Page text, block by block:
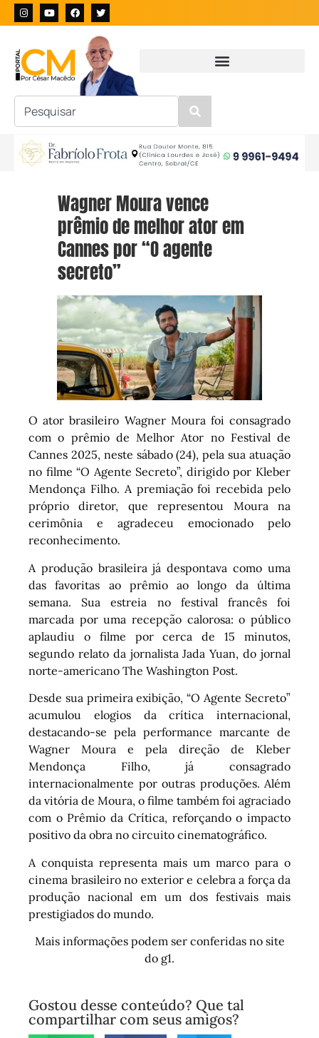
Wagner Moura vence
prêmio de melhor ator em
Cannes por “O agente
secreto”
O ator brasileiro Wagner Moura foi consagrado
com o prêmio de Melhor Ator no Festival de
Cannes 2025, neste sábado (24), pela sua atuação
no filme “O Agente Secreto”, dirigido por Kleber
Mendonça Filho. A premiação foi recebida pelo
próprio diretor, que representou Moura na
cerimônia e agradeceu emocionado pelo
reconhecimento.
A produção brasileira já despontava como uma
das favoritas ao prêmio ao longo da última
semana. Sua estreia no festival francês foi
marcada por uma recepção calorosa: o público
aplaudiu o filme por cerca de 15 minutos,
segundo relato da jornalista Jada Yuan, do jornal
norte-americano The Washington Post.
Desde sua primeira exibição, “O Agente Secreto”
acumulou elogios da crítica internacional,
destacando-se pela performance marcante de
Wagner Moura e pela direção de Kleber
Mendonça Filho, já consagrado
internacionalmente por outras produções. Além
da vitória de Moura, o filme também foi agraciado
com o Prêmio da Crítica, reforçando o impacto
positivo da obra no circuito cinematográfico.
A conquista representa mais um marco para o
cinema brasileiro no exterior e celebra a força da
produção nacional em um dos festivais mais
prestigiados do mundo.
Mais informações podem ser conferidas no site
do g1.
Gostou desse conteúdo? Que tal
compartilhar com seus amigos?